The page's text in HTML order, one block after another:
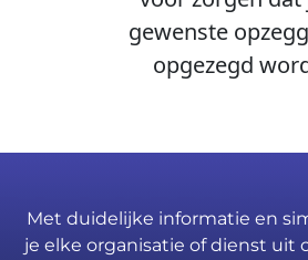
gewenste
opgezegd
Met duidelijke informatie en
je elke organisatie of dienst uit